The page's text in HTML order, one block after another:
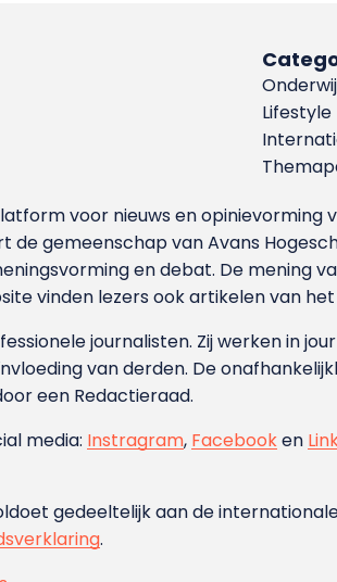
Lifestyle
voor nieuws en
de gemeenschap van Avans
en debat. De mening
vinden lezers ook artikelen van
journalisten. Zij werken in
van derden. De
een Redactieraad.
media: Instragram, Facebooken
gedeeltelijk aan de
.